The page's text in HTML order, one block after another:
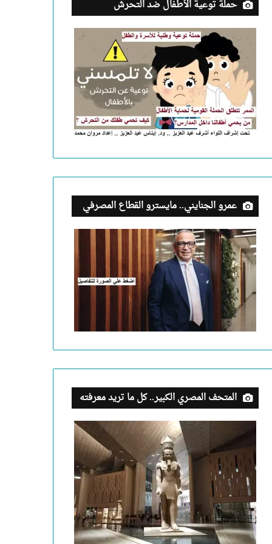
حملة توعية الأطفال ضد التحرش
عمرو الجنايني.. مايسترو القطاع المصرفي
المتحف المصري الكبير.. كل ما تريد معرفته